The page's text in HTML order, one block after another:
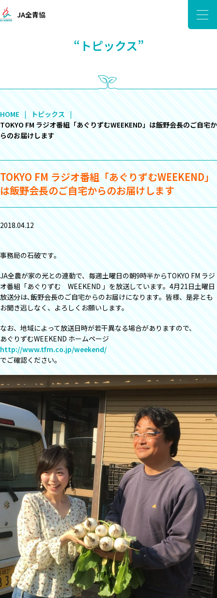
JA全青協
“トピックス”
HOME
トピックス
TOKYO FM ラジオ番組「あぐりずむWEEKEND」は飯野会長のご自宅か
らのお届けします
TOKYO FM ラジオ番組「あぐりずむWEEKEND」
は飯野会長のご自宅からのお届けします
2018.04.12
事務局の石破です。
JA全農が家の光との連動で、毎週土曜日の朝9時半からTOKYO FM ラジ
オ番組「あぐりずむ WEEKEND 」を放送しています。4月21日土曜日
放送分は､飯野会長のご自宅からのお届けになります。皆様、是非とも
お聞き逃しなく、よろしくお願いします。
なお、地域によって放送日時が若干異なる場合がありますので、
あぐりずむWEEKEND ホームページ
http://www.tfm.co.jp/weekend/
でご確認ください。